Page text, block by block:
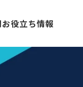
お役立ち情報